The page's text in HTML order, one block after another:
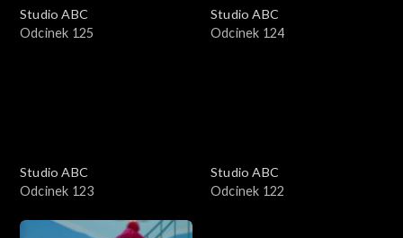
Studio ABC
Odcinek 125
Studio ABC
Odcinek 124
Studio ABC
Odcinek 123
Studio ABC
Odcinek 122